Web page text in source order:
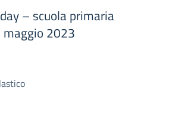
– scuola primaria
2023